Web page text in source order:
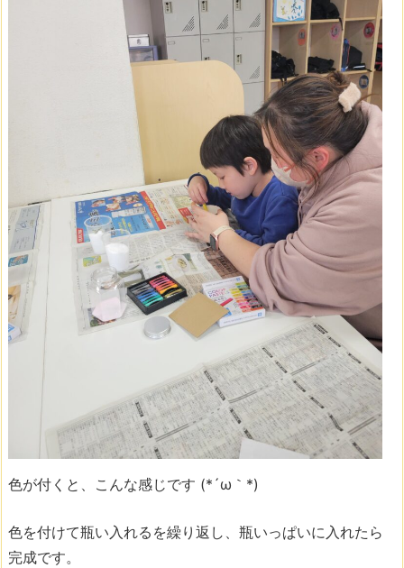
色が付くと、こんな感じです (*´ω｀*)
色を付けて瓶い入れるを繰り返し、瓶いっぱいに入れたら
完成です。